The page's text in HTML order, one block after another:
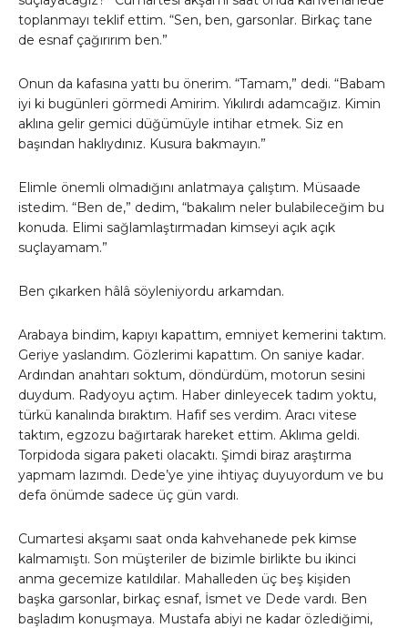
toplanmayı teklif ettim. “Sen, ben, garsonlar. Birkaç tane
de esnaf çağırırım ben.”
Onun da kafasına yattı bu önerim. “Tamam,” dedi. “Babam
iyi ki bugünleri görmedi Amirim. Yıkılırdı adamcağız. Kimin
aklına gelir gemici düğümüyle intihar etmek. Siz en
başından haklıydınız. Kusura bakmayın.”
Elimle önemli olmadığını anlatmaya çalıştım. Müsaade
istedim. “Ben de,” dedim, “bakalım neler bulabileceğim bu
konuda. Elimi sağlamlaştırmadan kimseyi açık açık
suçlayamam.”
Ben çıkarken hâlâ söyleniyordu arkamdan.
Arabaya bindim, kapıyı kapattım, emniyet kemerini taktım.
Geriye yaslandım. Gözlerimi kapattım. On saniye kadar.
Ardından anahtarı soktum, döndürdüm, motorun sesini
duydum. Radyoyu açtım. Haber dinleyecek tadım yoktu,
türkü kanalında bıraktım. Hafif ses verdim. Aracı vitese
taktım, egzozu bağırtarak hareket ettim. Aklıma geldi.
Torpidoda sigara paketi olacaktı. Şimdi biraz araştırma
yapmam lazımdı. Dede’ye yine ihtiyaç duyuyordum ve bu
defa önümde sadece üç gün vardı.
Cumartesi akşamı saat onda kahvehanede pek kimse
kalmamıştı. Son müşteriler de bizimle birlikte bu ikinci
anma gecemize katıldılar. Mahalleden üç beş kişiden
başka garsonlar, birkaç esnaf, İsmet ve Dede vardı. Ben
başladım konuşmaya. Mustafa abiyi ne kadar özlediğimi,